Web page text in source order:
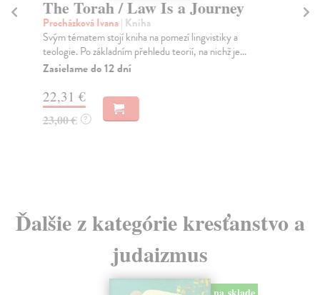
The Torah / Law Is a Journey
Procházková Ivana| Kniha
Svým tématem stojí kniha na pomezí lingvistiky a
teologie. Po základním přehledu teorií, na nichž je...
Zasielame do 12 dní
22,31 €
23,00 € ?
Ďalšie z kategórie kresťanstvo a
judaizmus